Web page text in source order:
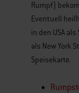
Rumpf)
Eventuell
in den USA
als New York
Speisekarte.